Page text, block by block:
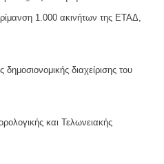
1.000 ακινήτων της ΕΤΑΔ,
διαχείρισης του
και Τελωνειακής